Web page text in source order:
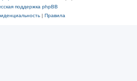
поддержка phpBB
| Правила